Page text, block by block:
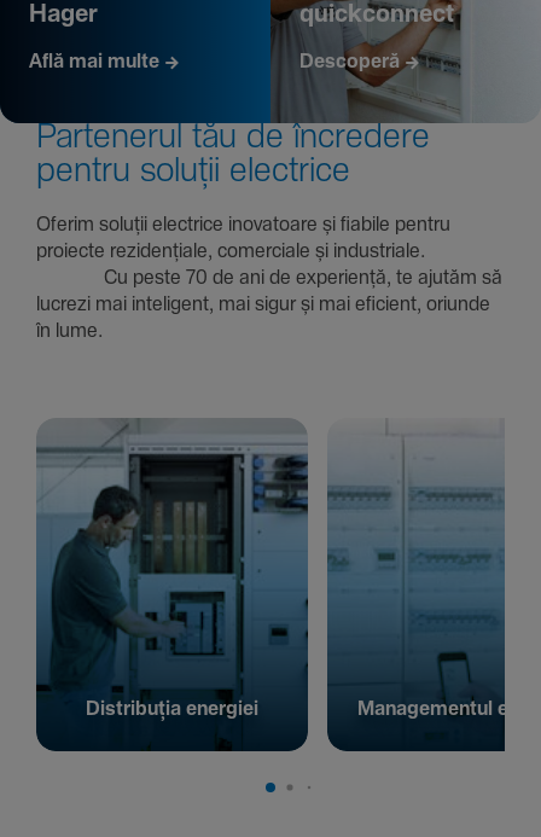
Hager
Află mai multe
quickconnect
Descoperă
Parte­nerul tău de încre­dere
pentru soluții electrice
Oferim soluții electrice inova­toare și fiabile pentru
proiecte rezi­den­țiale, comer­ciale și indus­triale.
Cu peste 70 de ani de expe­riență, te ajutăm să
lucrezi mai inte­li­gent, mai sigur și mai eficient, oriunde
în lume.
Distribuția energiei Managementul